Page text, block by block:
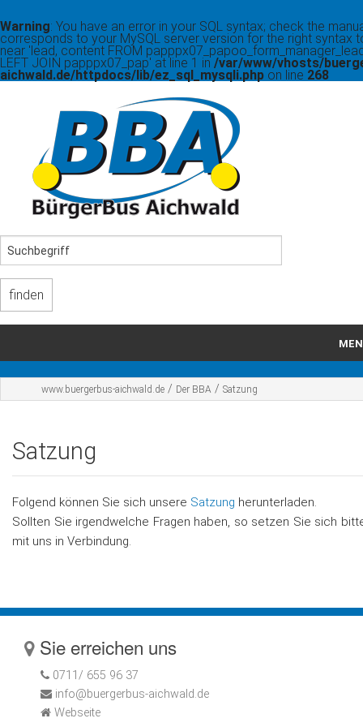
Warning: You have an error in your SQL syntax; check the
corresponds to your MySQL server version for the right syntax
near 'lead, content FROM
LEFT JOIN papppx07_pap' at line 1 in /var/www/vhosts/
aichwald.de/httpdocs/lib/ez_sql_mysqli.php on line 268
Startseite
Fahrplan
Sponsoren
www.buergerbus-aichwald.de / Der BBA / Satzung
Satzung
Folgend können Sie sich unsere Satzung herunterladen.
Sollten Sie irgendwelche Fragen haben, so setzen Sie sich
mit uns in Verbindung.
Sie erreichen uns
0711/ 655 96 37
info@buergerbus-aichwald.de
Webseite